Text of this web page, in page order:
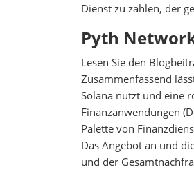
Dienst zu zahlen, der
Pyth
Lesen Sie den
Zusammenfassend
Solana nutzt und eine
Finanzanwendungen
Palette von
Das Angebot an und
und der